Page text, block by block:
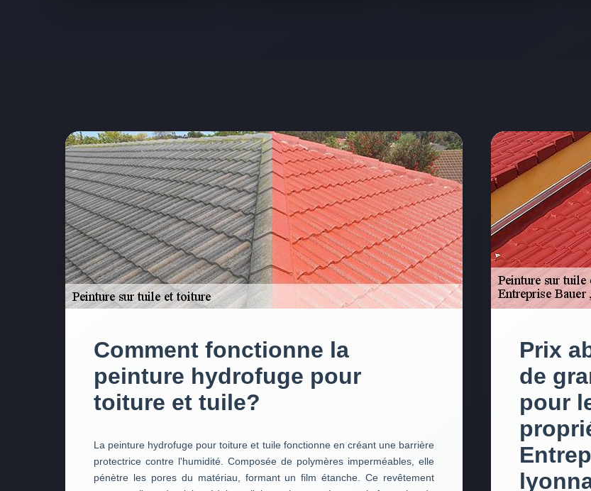
Comment fonctionne la
peinture hydrofuge pour
toiture et tuile?
La peinture hydrofuge pour toiture et tuile fonctionne en créant une barrière
protectrice contre l'humidité. Composée de polymères imperméables, elle
pénètre les pores du matériau, formant un film étanche. Ce revêtement
Prix
de
pour